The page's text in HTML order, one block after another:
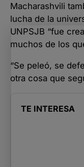
Macharashvili
lucha de la
UNPSJB “fue
muchos de los
“Se peleó, se
otra cosa que
TE INTERESA